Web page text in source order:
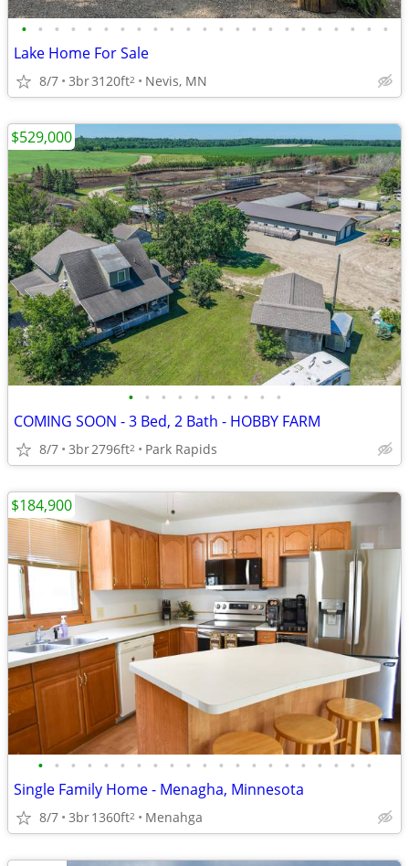
• • • • • • • • • • • • • • • • • • • • • • •
Lake Home For Sale
8/7 3br3120ft2 Nevis, MN
• • • • • • • • • •
COMING SOON - 3 Bed, 2 Bath - HOBBY FARM
8/7 3br2796ft2 Park Rapids
$529,000
• • • • • • • • • • • • • • • • • • • • •
Single Family Home - Menagha, Minnesota
8/7 3br1360ft2 Menahga
$184,900